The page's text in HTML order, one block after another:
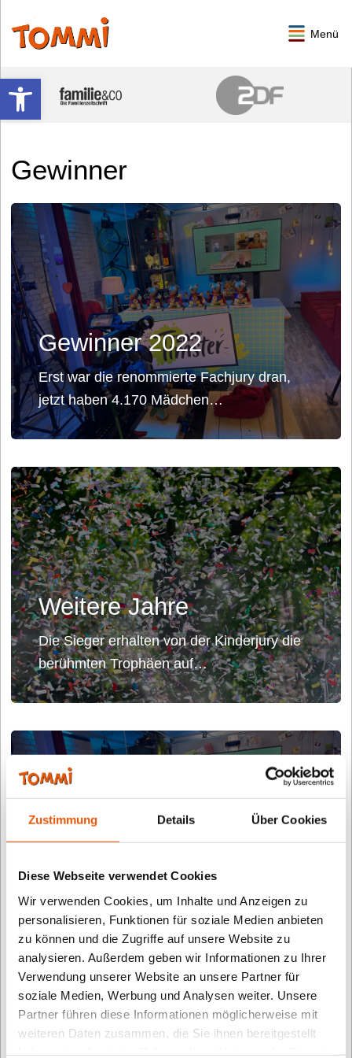
Zustimmung Details Über Cookies
Diese Webseite verwendet Cookies
Wir verwenden Cookies, um Inhalte und Anzeigen zu
personalisieren, Funktionen für soziale Medien anbieten
zu können und die Zugriffe auf unsere Website zu
analysieren. Außerdem geben wir Informationen zu Ihrer
Verwendung unserer Website an unsere Partner für
soziale Medien, Werbung und Analysen weiter. Unsere
Partner führen diese Informationen möglicherweise mit
weiteren Daten zusammen, die Sie ihnen bereitgestellt
Werkzeugleiste öffnen
Menü
Gewinner
Gewinner 2022
Erst war die renommierte Fachjury dran,
jetzt haben 4.170 Mädchen…
Weitere Jahre
Die Sieger erhalten von der Kinderjury die
berühmten Trophäen auf…
Gewinner 2021
Nach ausgiebigen Tests: Über 1.600 Kinder
und Jugendliche haben in…